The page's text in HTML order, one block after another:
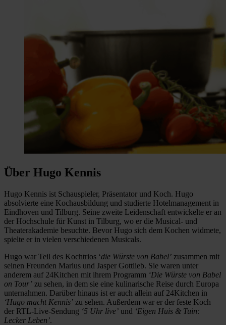
Über Hugo Kennis
Hugo Kennis ist Schauspieler, Präsentator und Koch. Hugo
absolvierte eine Kochausbildung und studierte Hotelmanagement in
Eindhoven und Tilburg. Seine zweite Leidenschaft entwickelte er an
der Hochschule für Kunst in Tilburg, wo er die Musical- und
Theaterakademie besuchte. Bevor Hugo sich dem Kochen widmete,
spielte er in vielen verschiedenen Musicals.
Hugo war Teil des Kochtrios ‘die Würste von Babel’ zusammen mit
seinen Freunden Marius und Jasper Gottlieb. Sie waren unter
anderem auf 24Kitchen mit ihrem Programm ‘Die Würste von Babel
on Tour’ zu sehen, in dem sie eine kulinarische Reise durch Europa
unternahmen. Darüber hinaus ist er auch allein auf 24Kitchen in
‘Hugo macht Kennis’ zu sehen. Außerdem war er der feste Koch
der RTL-Live-Sendung ‘5 Uhr live’ und ‘Eigen Huis & Tuin:
Lecker Leben’.